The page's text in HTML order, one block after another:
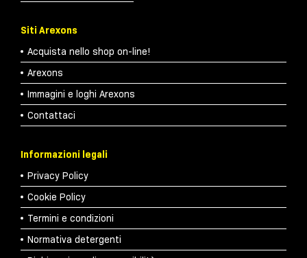
Siti Arexons
Acquista nello shop on-line!
Arexons
Immagini e loghi Arexons
Contattaci
Informazioni legali
Privacy Policy
Cookie Policy
Termini e condizioni
Normativa detergenti